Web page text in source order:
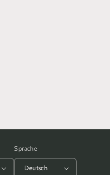
Sprache
Deutsch